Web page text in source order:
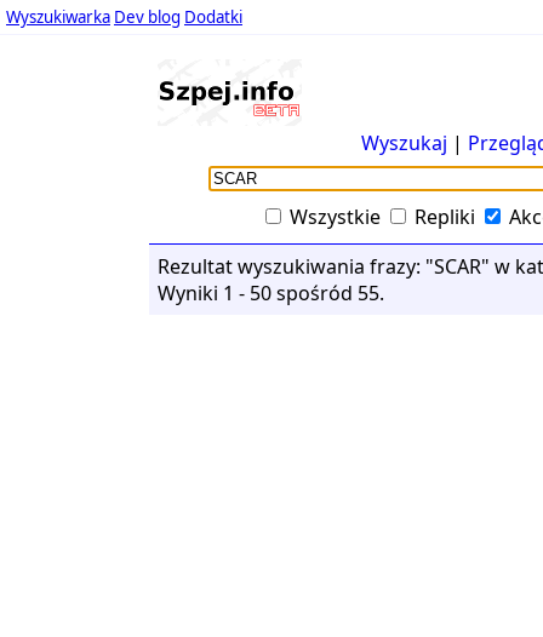
Wyszukiwarka Dev blog Dodatki
Wyszukaj |
Wszystkie Repliki
Rezultat wyszukiwania frazy: "SCAR" w
Wyniki 1 - 50 spośród 55.